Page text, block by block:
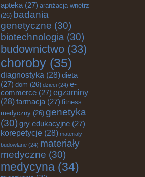
apteka (27) aranżacja wnętrz
(26) badania
genetyczne (30)
biotechnologia (30)
budownictwo (33)
choroby (35)
diagnostyka (28)dieta
(27) dom (26) dzieci (24) e-
commerce (27) egzaminy
(28)farmacja (27) fitness
medyczny (26) genetyka
(30) gry edukacyjne (27)
korepetycje (28) materiały
budowlane (24) materiały
medyczne (30)
medycyna (34)